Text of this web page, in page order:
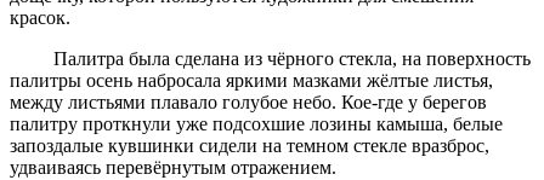
красок.
Палитра была сделана из чёрного стекла, на поверхность
палитры осень набросала яркими мазками жёлтые листья,
между листьями плавало голубое небо. Кое-где у берегов
палитру проткнули уже подсохшие лозины камыша, белые
запоздалые кувшинки сидели на темном стекле вразброс,
удваиваясь перевёрнутым отражением.